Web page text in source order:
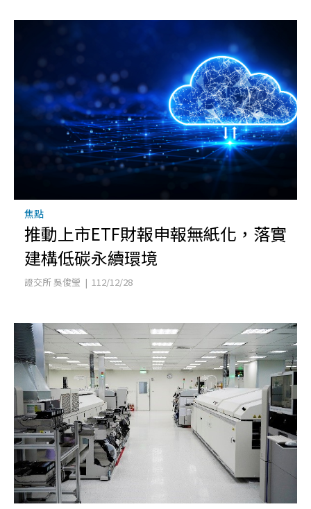
焦點
推動上市ETF財報申報無紙化，落實
建構低碳永續環境
證交所 吳俊瑩 | 112/12/28